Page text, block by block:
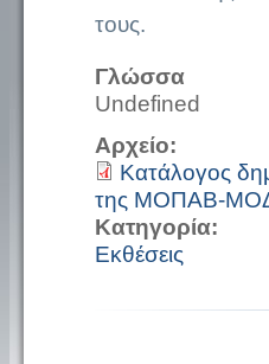
τους.
Γλώσσα
Undefined
Αρχείο:
Κατάλογος
της ΜΟΠΑΒ-
Κατηγορία:
Εκθέσεις